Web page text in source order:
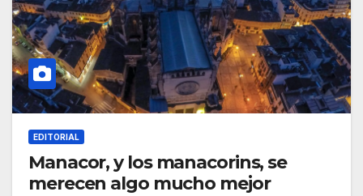
EDITORIAL
Manacor, y los manacorins, se
merecen algo mucho mejor